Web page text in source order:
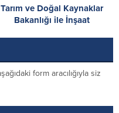
Tarım ve Doğal Kaynaklar
Bakanlığı ile İnşaat
form aracılığıyla siz